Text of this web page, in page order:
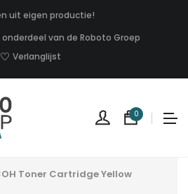
uit eigen productie!
onderdeel van de Roboto Groep
Verlanglijst
0
Toner Cartridge Yellow